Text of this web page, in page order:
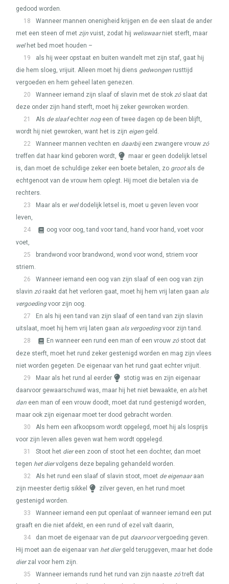
gedood worden.
18
Wanneer mannen onenigheid krijgen en de een slaat de ander
met een steen of met zijn vuist, zodat hij weliswaarniet sterft, maar
welhet bed moet houden –
19
als hij weer opstaat en buiten wandelt met zijn staf, gaat hij
die hem sloeg, vrijuit. Alleen moet hij diens gedwongen rusttijd
vergoeden en hem geheel laten genezen.
20
Wanneer iemand zijn slaaf of slavin met de stok zóslaat dat
deze onder zijn hand sterft, moet hij zeker gewroken worden.
21
Als de slaafechter nogeen of twee dagen op de been blijft,
wordt hij niet gewroken, want het is zijn eigen geld.
22
Wanneer mannen vechten en daarbijeen zwangere vrouw zó
treffen dat haar kind geboren wordt,
maar er geen dodelijk letsel
is, dan moet de schuldige zeker een boete betalen, zo grootals de
echtgenoot van de vrouw hem oplegt. Hij moet die betalen via de
rechters.
23
Maar als er weldodelijk letsel is, moet u geven leven voor
leven,
24
oog voor oog, tand voor tand, hand voor hand, voet voor
voet,
25
brandwond voor brandwond, wond voor wond, striem voor
striem.
26
Wanneer iemand een oog van zijn slaaf of een oog van zijn
slavin zóraakt dat het verloren gaat, moet hij hem vrij laten gaan als
vergoedingvoor zijn oog.
27
En als hij een tand van zijn slaaf of een tand van zijn slavin
uitslaat, moet hij hem vrij laten gaan als vergoedingvoor zijn tand.
28
En wanneer een rund een man of een vrouw zóstoot dat
deze sterft, moet het rund zeker gestenigd worden en mag zijn vlees
niet worden gegeten. De eigenaar van het rund gaat echter vrijuit.
29
Maar als het rund al eerder
stotig was en zijn eigenaar
daarvoor gewaarschuwd was, maar hij het niet bewaakte, en alshet
dan een man of een vrouw doodt, moet dat rund gestenigd worden,
maar ook zijn eigenaar moet ter dood gebracht worden.
30
Als hem een afkoopsom wordt opgelegd, moet hij als losprijs
voor zijn leven alles geven wat hem wordt opgelegd.
31
Stoot het diereen zoon of stoot het een dochter, dan moet
tegen het diervolgens deze bepaling gehandeld worden.
32
Als het rund een slaaf of slavin stoot, moet de eigenaaraan
zijn meester dertig sikkel
zilver geven, en het rund moet
gestenigd worden.
33
Wanneer iemand een put openlaat of wanneer iemand een put
graaft en die niet afdekt, en een rund of ezel valt daarin,
34
dan moet de eigenaar van de put daarvoorvergoeding geven.
Hij moet aan de eigenaar van het diergeld teruggeven, maar het dode
dierzal voor hem zijn.
35
Wanneer iemands rund het rund van zijn naaste zótreft dat